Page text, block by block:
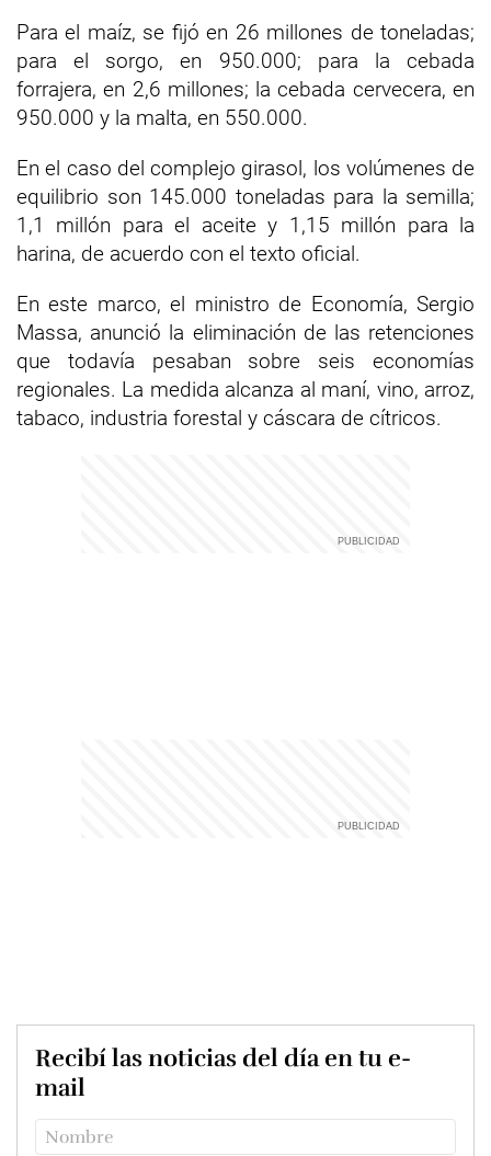
Para el maíz, se fijó en 26 millones de toneladas;
para el sorgo, en 950.000; para la cebada
forrajera, en 2,6 millones; la cebada cervecera, en
950.000 y la malta, en 550.000.
En el caso del complejo girasol, los volúmenes de
equilibrio son 145.000 toneladas para la semilla;
1,1 millón para el aceite y 1,15 millón para la
harina, de acuerdo con el texto oficial.
En este marco, el ministro de Economía, Sergio
Massa, anunció la eliminación de las retenciones
que todavía pesaban sobre seis economías
regionales. La medida alcanza al maní, vino, arroz,
tabaco, industria forestal y cáscara de cítricos.
Recibí las noticias del día en tu e-
mail